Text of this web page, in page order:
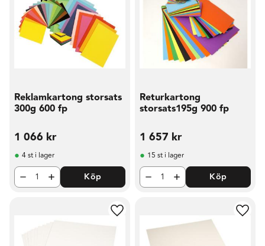
Reklamkartong storsats
300g 600 fp
1 066 kr
4 st i lager
Köp
Returkartong
storsats195g 900 fp
1 657 kr
15 st i lager
Köp
Lägg till i favoriter